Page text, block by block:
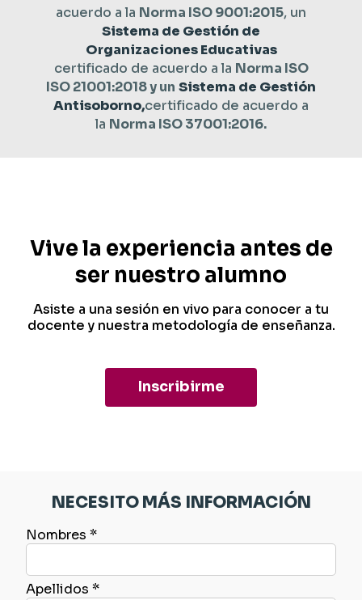
acuerdo a la Norma ISO 9001:2015, un
Sistema de Gestión de
Organizaciones Educativas
certificado de acuerdo a la Norma ISO
ISO 21001:2018 y un Sistema de Gestión
Antisoborno,certificado de acuerdo a
la Norma ISO 37001:2016.
Vive la experiencia antes de
ser nuestro alumno
Asiste a una sesión en vivo para conocer a tu
docente y nuestra metodología de enseñanza.
Inscribirme
NECESITO MÁS INFORMACIÓN
Nombres *
Apellidos *